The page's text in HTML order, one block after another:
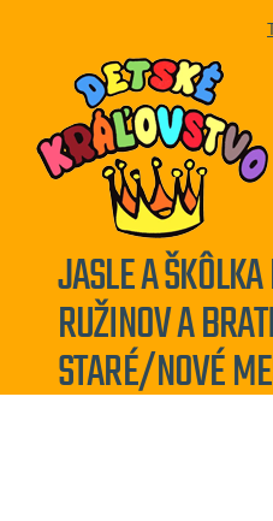
JASLE A
RUŽINOV A
STARÉ/NOVÉ